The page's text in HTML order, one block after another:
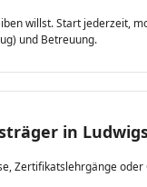
willst. Start jederzeit,
und Betreuung.
in
Zertifikatslehrgänge